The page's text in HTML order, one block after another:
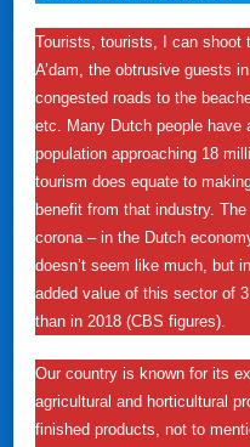
Tourists, tourists, I can shoot
A’dam, the obtrusive guests
congested roads to the
etc. Many Dutch people have
population approaching 18
tourism does equate to
benefit from that industry.
corona – in the Dutch
doesn’t seem like much, but
added value of this sector of
than in 2018 (CBS figures).
Our country is known for its
agricultural and horticultural
finished products, not to